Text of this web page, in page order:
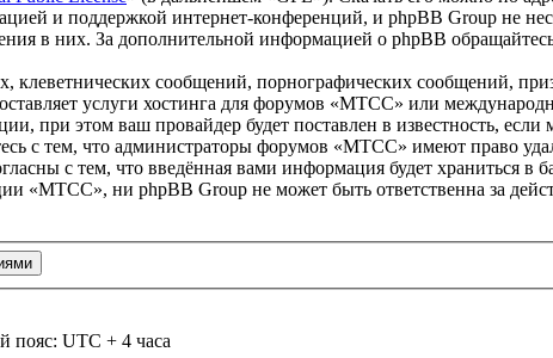
и поддержкой интернет-конференций, и phpBB Group не
в них. За дополнительной информацией о phpBB
клеветнических сообщений, порнографических сообщений,
услуги хостинга для форумов «МТСС» или
при этом ваш провайдер будет поставлен в известность,
с тем, что администраторы форумов «МТСС» имеют право
с тем, что введённая вами информация будет храниться в
«МТСС», ни phpBB Group не может быть ответственна за
пояс: UTC + 4 часа